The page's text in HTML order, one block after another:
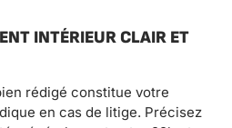
INTÉRIEUR CLAIR ET
rédigé constitue votre
en cas de litige. Précisez